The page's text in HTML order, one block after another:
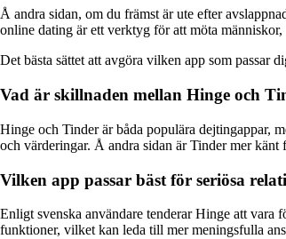
Å andra sidan, om du främst är ute efter
online dating är ett verktyg för att möta
Det bästa sättet att avgöra vilken app som passar
Vad är skillnaden mellan Hinge och
Hinge och Tinder är båda populära dejtingappar,
och värderingar. Å andra sidan är Tinder mer
Vilken app passar bäst för seriösa
Enligt svenska användare tenderar Hinge att vara
funktioner, vilket kan leda till mer meningsfulla